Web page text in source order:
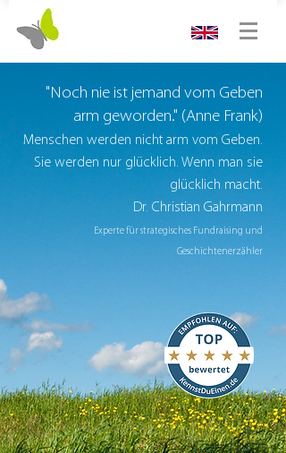
"Noch nie ist jemand vom Geben
arm geworden." (Anne Frank)
Menschen werden nicht arm vom Geben.
Sie werden nur glücklich. Wenn man sie
glücklich macht.
Dr. Christian Gahrmann
Experte für strategisches Fundraising und
Geschichtenerzähler